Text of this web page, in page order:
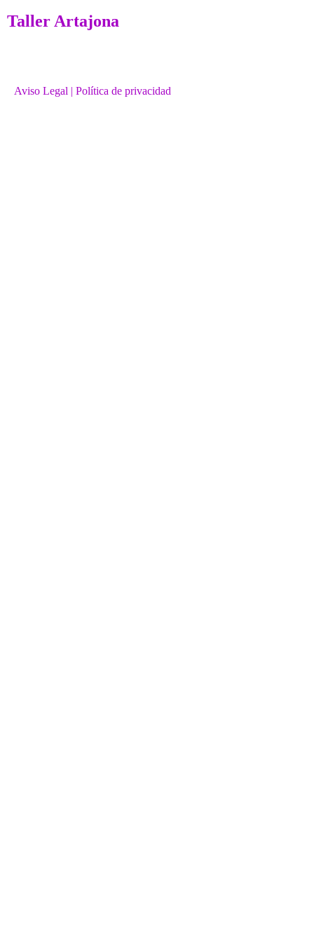
Taller Artajona
Aviso Legal | Política de privacidad